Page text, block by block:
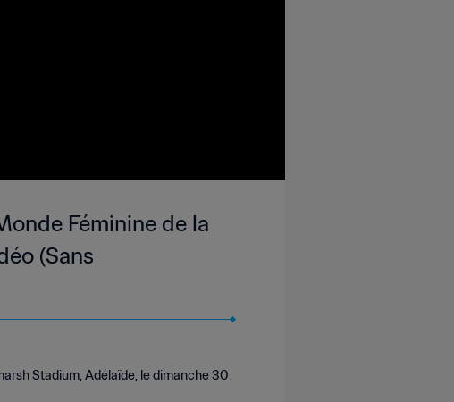
Féminine de la
(Sans
Stadium, Adélaïde, le dimanche 30